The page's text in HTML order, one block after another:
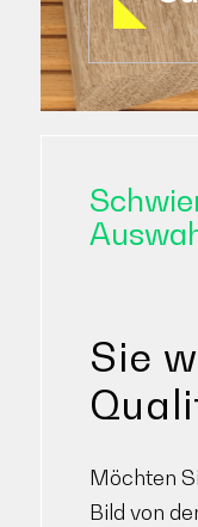
Sie
Möchten
Bild von